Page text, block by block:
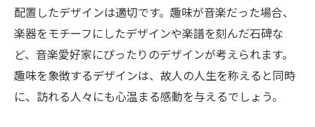
配置したデザインは適切です。趣味が音楽だった場合、
楽器をモチーフにしたデザインや楽譜を刻んだ石碑な
ど、音楽愛好家にぴったりのデザインが考えられます。
趣味を象徴するデザインは、故人の人生を称えると同時
に、訪れる人々にも心温まる感動を与えるでしょう。